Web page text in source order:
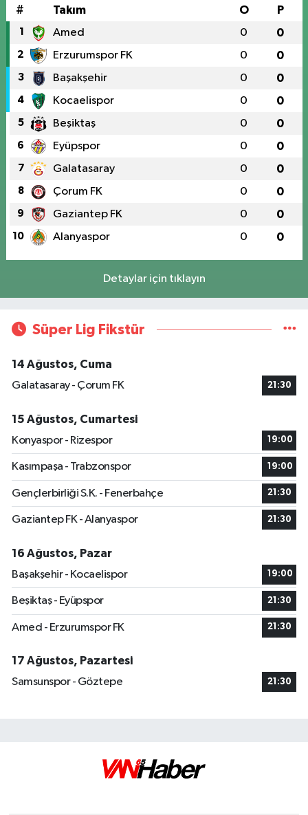
# Takım O P
1 Amed 0 0
2 Erzurumspor FK 0 0
3 Başakşehir 0 0
4 Kocaelispor 0 0
5 Beşiktaş 0 0
6 Eyüpspor 0 0
7 Galatasaray 0 0
8 Çorum FK 0 0
9 Gaziantep FK 0 0
10 Alanyaspor 0 0
Detaylar için tıklayın
Süper Lig Fikstür
14 Ağustos, Cuma
Galatasaray - Çorum FK
21:30
15 Ağustos, Cumartesi
Konyaspor - Rizespor
19:00
Kasımpaşa - Trabzonspor 19:00
Gençlerbirliği S.K. - Fenerbahçe 21:30
Gaziantep FK - Alanyaspor 21:30
16 Ağustos, Pazar
Başakşehir - Kocaelispor
19:00
Beşiktaş - Eyüpspor 21:30
Amed - Erzurumspor FK 21:30
17 Ağustos, Pazartesi
Samsunspor - Göztepe
21:30